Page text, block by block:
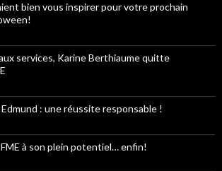
bien vous inspirer pour votre prochain
services, Karine Berthiaume quitte
: une réussite responsable !
à son plein potentiel… enfin!